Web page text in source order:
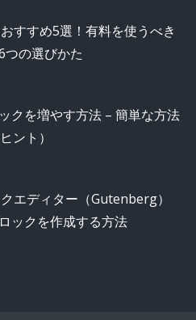
すすめ5選！有料を使うべき
つの選びかた
クを増やす方法 – 簡単な方法
ント）
エディター（Gutenberg）
ックを作成する方法